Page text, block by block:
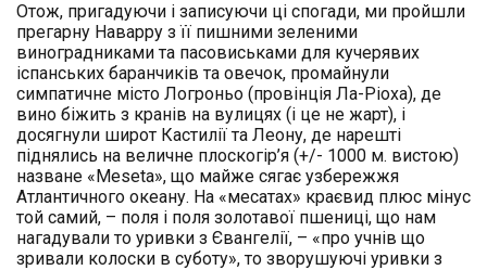
Отож, пригадуючи і записуючи ці спогади, ми пройшли
прегарну Наварру з її пишними зеленими
виноградниками та пасовиськами для кучерявих
іспанських баранчиків та овечок, промайнули
симпатичне місто Логроньо (провінція Ла-Ріоха), де
вино біжить з кранів на вулицях (і це не жарт), і
досягнули широт Кастилії та Леону, де нарешті
піднялись на величне плоскогір’я (+/- 1000 м. вистою)
назване «Meseta», що майже сягає узбережжя
Атлантичного океану. На «месатах» краєвид плюс мінус
той самий, – поля і поля золотавої пшениці, що нам
нагадували то уривки з Євангелії, – «про учнів що
зривали колоски в суботу», то зворушуючі уривки з